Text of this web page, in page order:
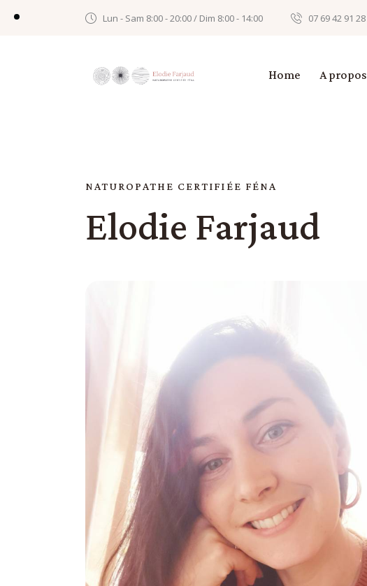
Lun - Sam 8:00 - 20:00 / Dim 8:00 - 14:00 07 69 42 91 28
Home A propos
NATUROPATHE CERTIFIÉE FÉNA
Elodie Farjaud